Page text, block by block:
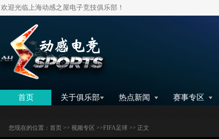
欢迎光临上海动感之屋电子竞技俱乐部！
首页 关于俱乐部 热点新闻 赛事专区
您现在的位置： 首页 >> 视频专区 >>FIFA足球 >> 正文